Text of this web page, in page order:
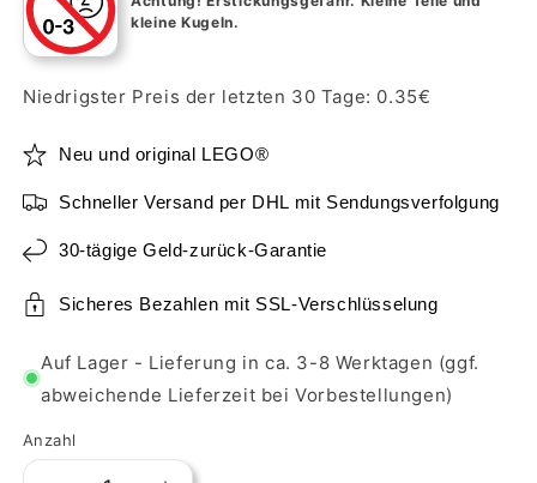
kleine Kugeln.
Niedrigster Preis der letzten 30 Tage: 0.35€
Neu und original LEGO®
Schneller Versand per DHL mit Sendungsverfolgung
30-tägige Geld-zurück-Garantie
Sicheres Bezahlen mit SSL-Verschlüsselung
Auf Lager - Lieferung in ca. 3-8 Werktagen (ggf.
abweichende Lieferzeit bei Vorbestellungen)
Anzahl